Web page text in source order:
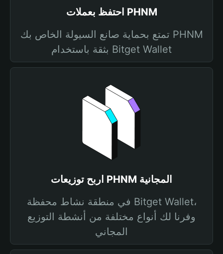
احتفظ بعملات PHNM
تمتع بحماية صانع السيولة الخاص بك PHNM
بثقة باستخدام Bitget Wallet
اربح توزيعات PHNM المجانية
في منطقة نشاط محفظة Bitget Wallet،
وفرنا لك أنواع مختلفة من أنشطة التوزيع
المجاني